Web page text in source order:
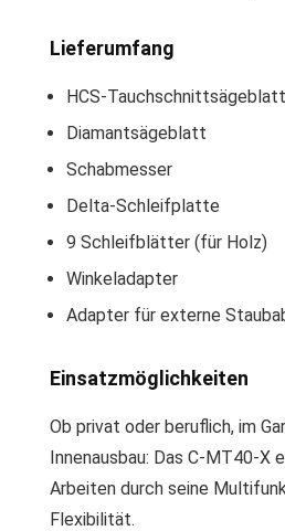
Lieferumfang
HCS-Tauchschnittsägeblatt
Diamantsägeblatt
Schabmesser
Delta-Schleifplatte
9 Schleifblätter (für Holz)
Winkeladapter
Adapter für externe
Einsatzmöglichkeiten
Ob privat oder beruflich, im
Innenausbau: Das C-MT40-X
Arbeiten durch seine
Flexibilität.